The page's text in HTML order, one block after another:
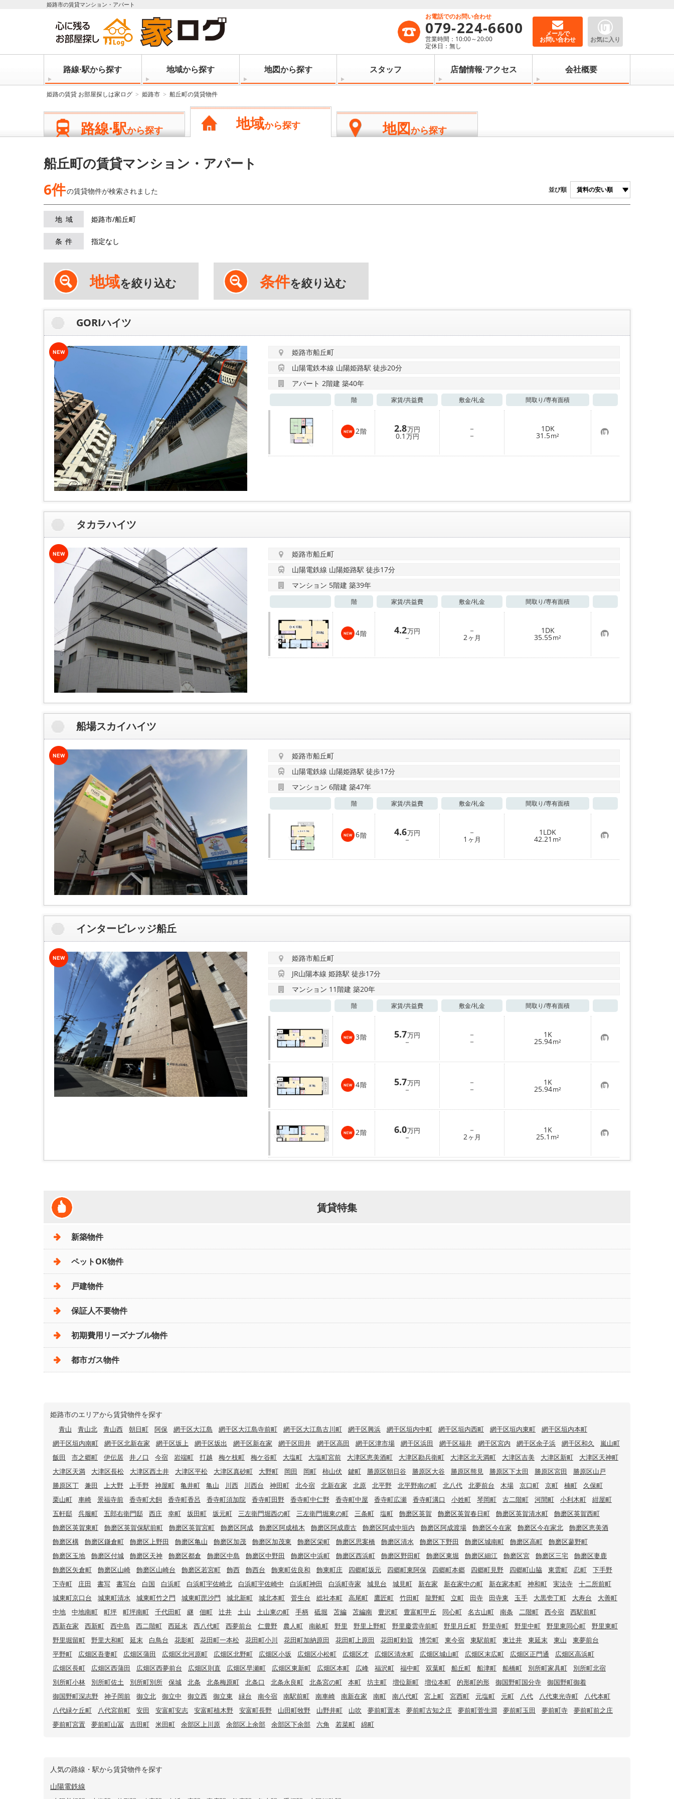
姫路市の賃貸マンション・アパート
お電話でのお問い合わせ
079-224-6600
営業時間：10:00～20:00
定休日：無し
メールで
お問い合わせ お気に入り
路線·駅から探す 地域から探す 地図から探す スタッフ 店舗情報·アクセス 会社概要
姫路の賃貸 お部屋探しは家ログ 姫路市 船丘町の賃貸物件
路線·駅から探す 地域から探す 地図から探す
船丘町の賃貸マンション・アパート
6件の賃貸物件が検索されました 並び順
地域 姫路市/船丘町
条件 指定なし
地域を絞り込む 条件を絞り込む
GORIハイツ
姫路市船丘町
山陽電鉄本線 山陽姫路駅 徒歩20分
アパート 2階建 築40年
階 家賃/共益費 敷金/礼金 間取り/専有面積
2階 2.8万円
0.1 万円
－
－
1DK
31.5m² お
気
に
入
タカラハイツ
姫路市船丘町
山陽電鉄線 山陽姫路駅 徒歩17分
マンション 5階建 築39年
階 家賃/共益費 敷金/礼金 間取り/専有面積
4階 4.2万円
－
－
2ヶ月
1DK
35.55m² お
気
に
入
船場スカイハイツ
姫路市船丘町
山陽電鉄線 山陽姫路駅 徒歩17分
マンション 6階建 築47年
階 家賃/共益費 敷金/礼金 間取り/専有面積
6階 4.6万円
－
－
1 ヶ月
1LDK
42.21 m² お
気
に
入
インタービレッジ船丘
姫路市船丘町
JR山陽本線 姫路駅 徒歩17分
マンション 11階建 築20年
階 家賃/共益費 敷金/礼金 間取り/専有面積
3階 5.7万円
－
－
－
1K
25.94m² お
気
に
入
り
登
録
4階 5.7万円
－
－
－
1K
25.94m² お
気
に
入
り
登
録
2階 6.0万円
－
－
2ヶ月
1K
25.1 m² お
気
に
入
賃貸特集
新築物件
ペットOK物件
戸建物件
保証人不要物件
初期費用リーズナブル物件
都市ガス物件
姫路市のエリアから賃貸物件を探す
青山 青山北 青山西 朝日町 阿保 網干区大江島 網干区大江島寺前町 網干区大江島古川町 網干区興浜 網干区垣内中町 網干区垣内西町 網干区垣内東町
網干区垣内本町
網干区垣内南町
網干区北新在家 網干区坂上 網干区坂出 網干区新在家 網干区田井 網干区高田 網干区津市場 網干区浜田 網干区福井 網干区宮内 網干区余子浜 網干区和久
嵐山町
飯田
市之郷町 伊伝居 井ノ口 今宿 岩端町 打越 梅ケ枝町 梅ケ谷町 大塩町 大塩町宮前 大津区恵美酒町 大津区勘兵衛町 大津区北天満町 大津区吉美 大津区新町
大津区天神町
大津区天満
大津区長松 大津区西土井 大津区平松 大津区真砂町 大野町 岡田 岡町 柿山伏 鍵町 勝原区朝日谷 勝原区大谷 勝原区熊見 勝原区下太田 勝原区宮田
勝原区山戸
勝原区丁
兼田 上大野 上手野 神屋町 亀井町 亀山 川西 川西台 神田町 北今宿 北新在家 北原 北平野 北平野南の町 北八代 北夢前台 木場 京口町 京町 楠町
久保町
栗山町
車崎 景福寺前 香寺町犬飼 香寺町香呂 香寺町須加院 香寺町田野 香寺町中仁野 香寺町中屋 香寺町広瀬 香寺町溝口 小姓町 琴岡町 古二階町 河間町 小利木町
紺屋町
五軒邸
呉服町 五郎右衛門邸 西庄 幸町 坂田町 坂元町 三左衛門堀西の町 三左衛門堀東の町 三条町 塩町 飾磨区英賀 飾磨区英賀春日町 飾磨区英賀清水町
飾磨区英賀西町
飾磨区英賀東町
飾磨区英賀保駅前町 飾磨区英賀宮町 飾磨区阿成 飾磨区阿成植木 飾磨区阿成鹿古 飾磨区阿成中垣内 飾磨区阿成渡場 飾磨区今在家 飾磨区今在家北
飾磨区恵美酒
飾磨区構
飾磨区鎌倉町 飾磨区上野田 飾磨区亀山 飾磨区加茂 飾磨区加茂東 飾磨区栄町 飾磨区思案橋 飾磨区清水 飾磨区下野田 飾磨区城南町 飾磨区高町
飾磨区蓼野町
飾磨区玉地
飾磨区付城 飾磨区天神 飾磨区都倉 飾磨区中島 飾磨区中野田 飾磨区中浜町 飾磨区西浜町 飾磨区野田町 飾磨区東堀 飾磨区細江 飾磨区宮 飾磨区三宅
飾磨区妻鹿
飾磨区矢倉町
飾磨区山崎 飾磨区山崎台 飾磨区若宮町 飾西 飾西台 飾東町佐良和 飾東町庄 四郷町坂元 四郷町東阿保 四郷町本郷 四郷町見野 四郷町山脇 東雲町 忍町
下手野
下寺町
庄田 書写 書写台 白国 白浜町 白浜町宇佐崎北 白浜町宇佐崎中 白浜町神田 白浜町寺家 城見台 城見町 新在家 新在家中の町 新在家本町 神和町 実法寺
十二所前町
城東町京口台
城東町清水 城東町竹之門 城東町毘沙門 城北新町 城北本町 菅生台 総社本町 高尾町 鷹匠町 竹田町 龍野町 立町 田寺 田寺東 玉手 大黒壱丁町 大寿台
大善町
中地
中地南町 町坪 町坪南町 千代田町 継 佃町 辻井 土山 土山東の町 手柄 砥堀 苫編 苫編南 豊沢町 豊富町甲丘 同心町 名古山町 南条 二階町 西今宿
西駅前町
西新在家
西新町 西中島 西二階町 西延末 西八代町 西夢前台 仁豊野 農人町 南畝町 野里 野里上野町 野里慶雲寺前町 野里月丘町 野里寺町 野里中町 野里東同心町
野里東町
野里堀留町
野里大和町 延末 白鳥台 花影町 花田町一本松 花田町小川 花田町加納原田 花田町上原田 花田町勅旨 博労町 東今宿 東駅前町 東辻井 東延末 東山
東夢前台
平野町
広畑区吾妻町 広畑区蒲田 広畑区北河原町 広畑区北野町 広畑区小坂 広畑区小松町 広畑区才 広畑区清水町 広畑区城山町 広畑区末広町 広畑区正門通
広畑区高浜町
広畑区長町
広畑区西蒲田 広畑区西夢前台 広畑区則直 広畑区早瀬町 広畑区東新町 広畑区本町 広峰 福沢町 福中町 双葉町 船丘町 船津町 船橋町 別所町家具町
別所町北宿
別所町小林
別所町佐土 別所町別所 保城 北条 北条梅原町 北条口 北条永良町 北条宮の町 本町 坊主町 増位新町 増位本町 的形町的形 御国野町国分寺
御国野町御着
御国野町深志野
神子岡前 御立北 御立中 御立西 御立東 緑台 南今宿 南駅前町 南車崎 南新在家 南町 南八代町 宮上町 宮西町 元塩町 元町 八代 八代東光寺町
八代本町
八代緑ケ丘町
八代宮前町 安田 安富町安志 安富町植木野 安富町長野 山田町牧野 山野井町 山吹 夢前町置本 夢前町古知之庄 夢前町菅生澗 夢前町玉田 夢前町寺
夢前町前之庄
夢前町宮置
夢前町山冨 吉田町 米田町 余部区上川原 余部区上余部 余部区下余部 六角 若菜町 綿町
人気の路線・駅から賃貸物件を探す
山陽電鉄線